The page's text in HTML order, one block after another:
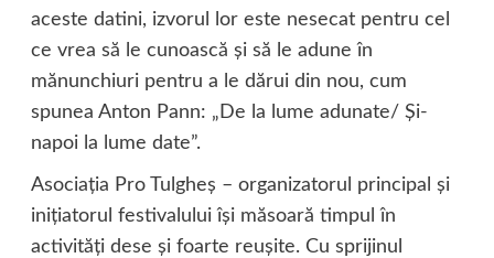
aceste datini, izvorul lor este nesecat pentru cel
ce vrea să le cunoască şi să le adune în
mănunchiuri pentru a le dărui din nou, cum
spunea Anton Pann: „De la lume adunate/ Şi-
napoi la lume date”.
Asociaţia Pro Tulgheş – organizatorul principal şi
iniţiatorul festivalului îşi măsoară timpul în
activităţi dese şi foarte reuşite. Cu sprijinul